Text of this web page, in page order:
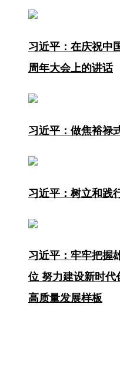
习近平：在庆祝中
周年大会上的讲话
习近平：做焦裕禄
习近平：树立和践
习近平：牢牢把握
位 努力建设新时代
高质量发展样板